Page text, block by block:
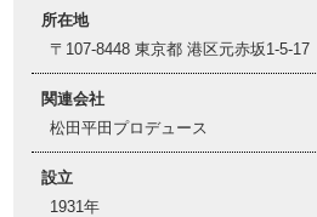
所在地
〒107-8448 東京都 港区元赤坂1-5-17
関連会社
松田平田プロデュース
設立
1931年